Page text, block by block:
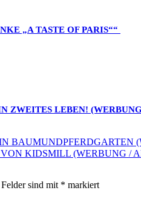
„A TASTE OF PARIS““
ZWEITES LEBEN!
BAUMUNDPFERDGARTEN
KIDSMILL (WERBUNG /
sind mit * markiert